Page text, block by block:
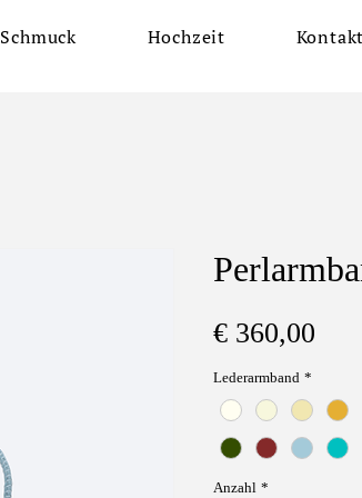
Schmuck Hochzeit
€ 360,00
Lederarmband *
Anzahl *